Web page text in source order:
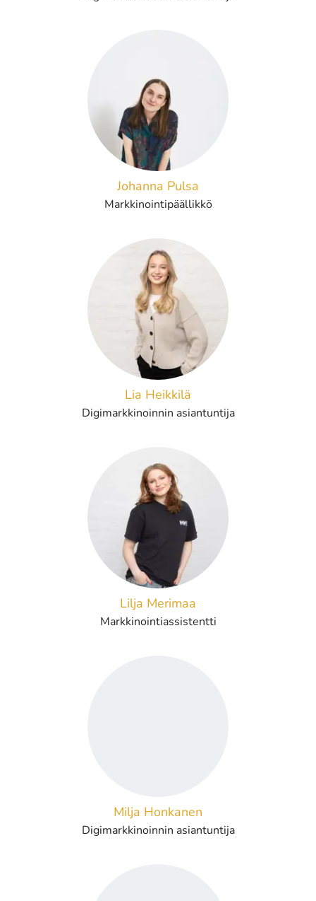
Johanna Pulsa
Markkinointipäällikkö
Lia Heikkilä
Digimarkkinoinnin asiantuntija
Lilja Merimaa
Markkinointiassistentti
Milja Honkanen
Digimarkkinoinnin asiantuntija